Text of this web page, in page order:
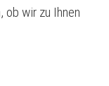
ob wir zu Ihnen